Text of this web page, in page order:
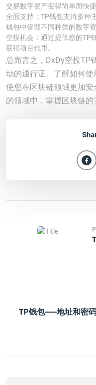
交易数字资产变得简单而快捷
全面支持：TP钱包支持多种
钱包中管理不同种类的数字资
空投机会：通过提供您的TP
获得项目代币。
总而言之，DxDy空投TP
动的通行证。了解如何
使您在区块链领域更加
的领域中，掌握区块链的
TP钱包——地址和密